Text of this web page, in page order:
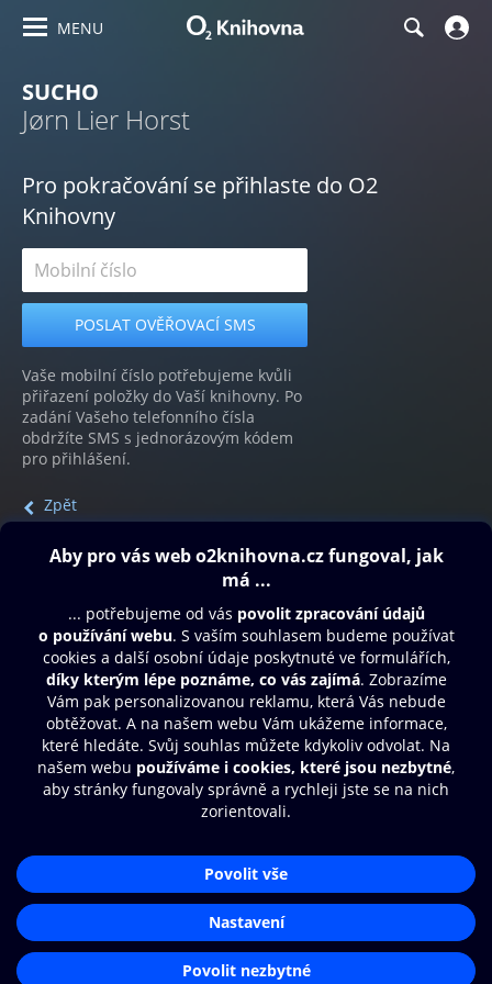
MENU
SUCHO
Jørn Lier Horst
Pro pokračování se přihlaste do O2
Knihovny
Vaše mobilní číslo potřebujeme kvůli
přiřazení položky do Vaší knihovny. Po
zadání Vašeho telefonního čísla
obdržíte SMS s jednorázovým kódem
pro přihlášení.
Zpět
Obsah ke stažení
Moje O2 Knihovna
Další zábava
© O2 Czech Republic a.s.
Přístupnost
Zásady zpracování osobních údajů
Nastavení cookies
Aplikace O2 Knihovna
Čti a poslouchej své e-knihy a
audioknihy rychleji a pohodlněji.